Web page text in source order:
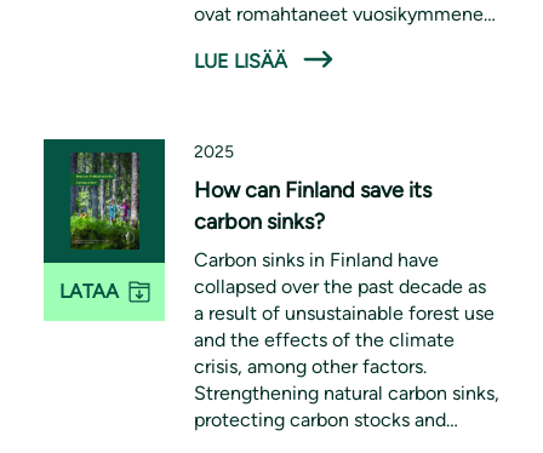
ovat romahtaneet vuosikymmenen
korjata vahvistamalla metsien
metsäbioenergian käyttöä.
LUE LISÄÄ
LATAA
2025
How can Finland save its
carbon sinks?
Carbon sinks in Finland have
collapsed over the past decade as
a result of unsustainable forest use
and the effects of the climate
crisis, among other factors.
Strengthening natural carbon sinks,
protecting carbon stocks and